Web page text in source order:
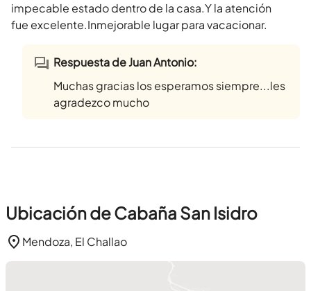
impecable estado dentro de la casa.Y la atención
fue excelente.Inmejorable lugar para vacacionar.
Respuesta de Juan Antonio:
Muchas gracias los esperamos siempre...les
agradezco mucho
Ubicación de Cabaña San Isidro
Mendoza, El Challao